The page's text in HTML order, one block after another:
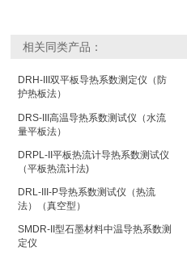
相关同类产品：
DRH-III双平板导热系数测定仪（防
护热板法）
DRS-III高温导热系数测试仪（水流
量平板法）
DRPL-II平板热流计导热系数测试仪
（平板热流计法)
DRL-III-P导热系数测试仪（热流
法）（真空型）
SMDR-II型石墨材料中温导热系数测
定仪